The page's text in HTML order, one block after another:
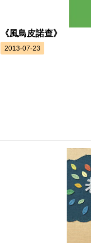
《風鳥皮諾查》
2013-07-23